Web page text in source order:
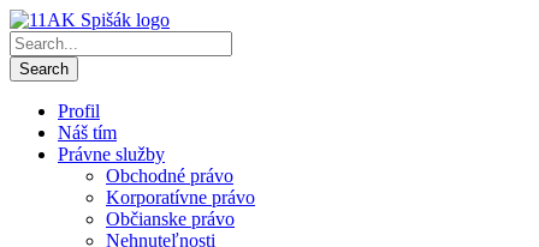
Profil
Náš tím
Právne služby
Obchodné právo
Korporatívne právo
Občianske právo
Nehnuteľnosti